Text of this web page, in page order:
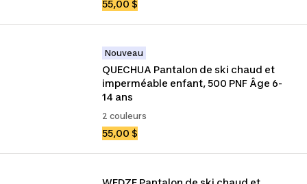
55,00 $
Nouveau
QUECHUA Pantalon de ski chaud et
imperméable enfant, 500 PNF Âge 6-
14 ans
2 couleurs
55,00 $